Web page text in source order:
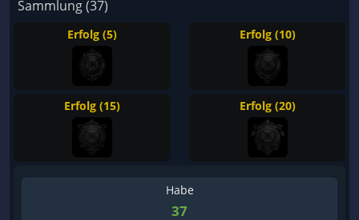
Sammlung (37)
Erfolg (5) Erfolg (10)
Erfolg (15) Erfolg (20)
Habe
37